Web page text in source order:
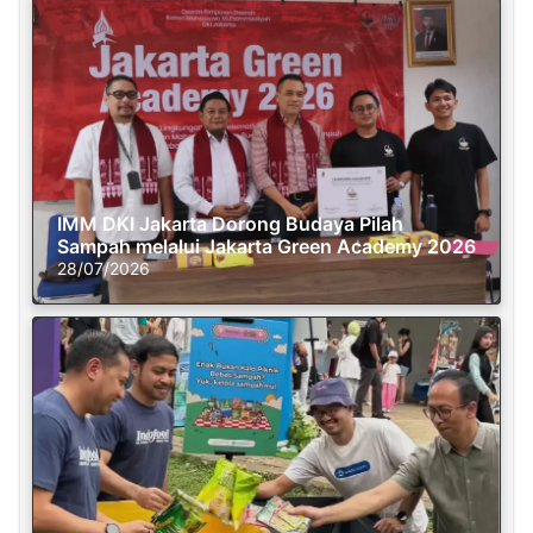
IMM DKI Jakarta Dorong Budaya Pilah
Sampah melalui Jakarta Green Academy 2026
28/07/2026